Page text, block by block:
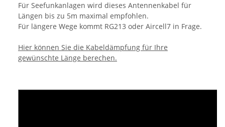
Für Seefunkanlagen wird dieses Antennenkabel für
Längen bis zu 5m maximal empfohlen.
Für längere Wege kommt RG213 oder Aircell7 in Frage.
Hier können Sie die Kabeldämpfung für Ihre
gewünschte Länge berechen.